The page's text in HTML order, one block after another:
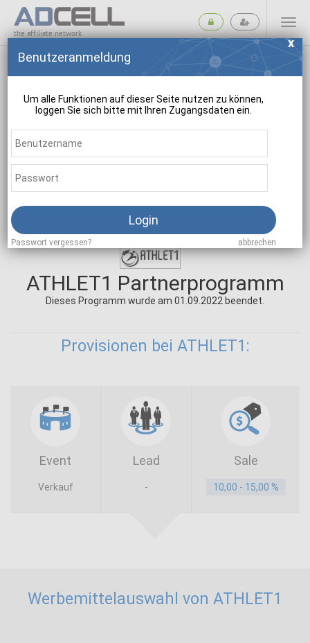
the affiliate network
ATHLET1 Partnerprogramm
Dieses Programm wurde am 01.09.2022 beendet.
Provisionen bei ATHLET1:
Event Lead Sale
Verkauf - 10,00 - 15,00 %
Werbemittelauswahl von ATHLET1
Benutzeranmeldung
Um alle Funktionen auf dieser Seite nutzen zu können,
loggen Sie sich bitte mit Ihren Zugangsdaten ein.
Login
Passwort vergessen? abbrechen